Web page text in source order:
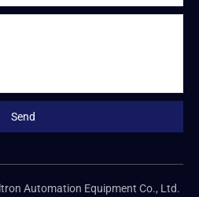
Automation Equipment Co., Ltd.